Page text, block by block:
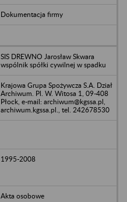
Dokumentacja firmy
SIS DREWNO Jarosław Skwara
wspólnik spółki cywilnej w spadku
Krajowa Grupa Spożywcza S.A. Dział
Archiwum. Pl. W. Witosa 1, 09-408
Płock, e-mail: archiwum@kgssa.pl,
archiwum.kgssa.pl., tel. 242678530
1995-2008
Akta osobowe